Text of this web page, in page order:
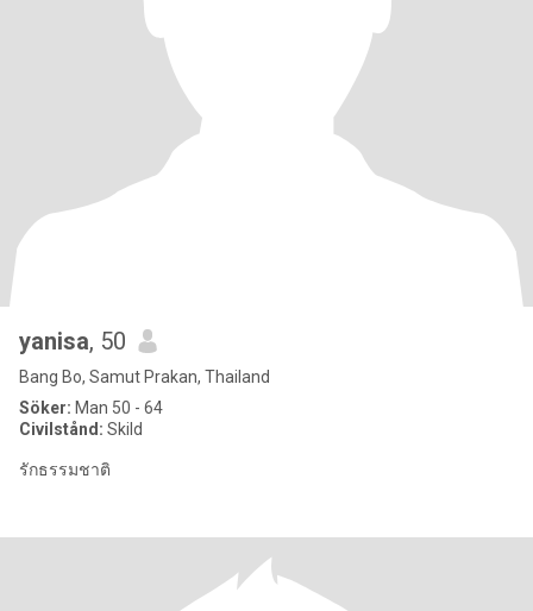
yanisa, 50
Bang Bo, Samut Prakan, Thailand
Söker: Man 50 - 64
Civilstånd: Skild
รักธรรมชาติ